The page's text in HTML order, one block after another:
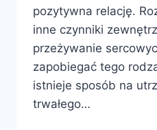
pozytywna relację.
inne czynniki
przeżywanie
zapobiegać tego
istnieje sposób na
trwałego…